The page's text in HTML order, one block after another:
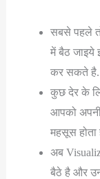
सबसे पहले
में बैठ जाइये
कर सकते है.
कुछ देर के
आपको
महसूस
अब
बैठे है और